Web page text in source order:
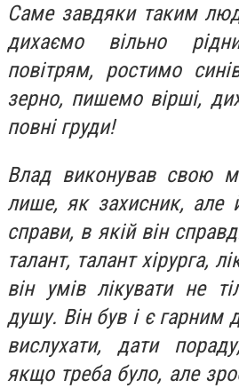
Саме завдяки таким
дихаємо вільно
повітрям, ростимо
зерно, пишемо вірші,
повні груди!
Влад виконував свою
лише, як захисник, але
справи, в якій він
талант, талант хірурга,
він умів лікувати не
душу. Він був і є гарним
вислухати, дати
якщо треба було, але